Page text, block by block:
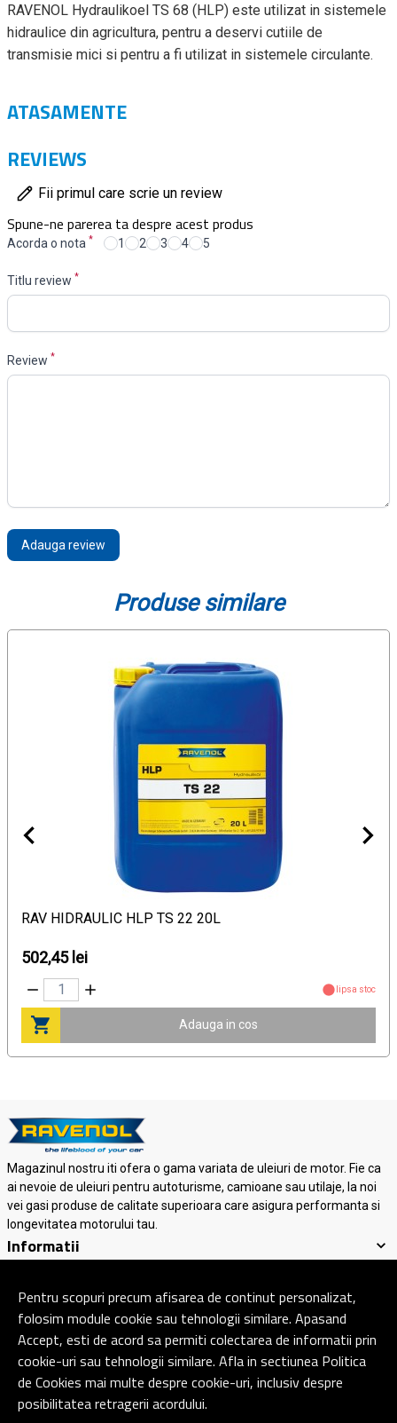
RAVENOL Hydraulikoel TS 68 (HLP) este utilizat in sistemele
hidraulice din agricultura, pentru a deservi cutiile de
transmisie mici si pentru a fi utilizat in sistemele circulante.
ATASAMENTE
REVIEWS
Fii primul care scrie un review
Spune-ne parerea ta despre acest produs
Acorda o nota * 1 2 3 4 5
Titlu review *
Review *
Adauga review
Produse similare
RAV HIDRAULIC HLP TS 22 20L
502,45 lei
lipsa stoc
Adauga in cos
Magazinul nostru iti ofera o gama variata de uleiuri de motor. Fie ca
ai nevoie de uleiuri pentru autoturisme, camioane sau utilaje, la noi
vei gasi produse de calitate superioara care asigura performanta si
longevitatea motorului tau.
Informatii
Contact
© Copyright 2026 Ravenol Lubricants.Toate drepturile rezervate.
Pentru scopuri precum afisarea de continut personalizat,
folosim module cookie sau tehnologii similare. Apasand
Accept, esti de acord sa permiti colectarea de informatii prin
cookie-uri sau tehnologii similare. Afla in sectiunea Politica
de Cookies mai multe despre cookie-uri, inclusiv despre
posibilitatea retragerii acordului.